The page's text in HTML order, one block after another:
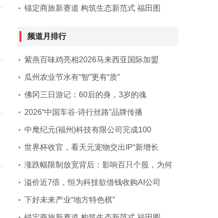
锚定商旅新赛道 构筑生态新范式 福田图
频道月排行
紫燕百味鸡亮相2026马来西亚国际加盟
瓜州农业节水有“智”更有“质”
佛冈三日游记：60后的身，3岁的魂
2026“中国车谷·诗行丝路”品牌传播
中麾纪元(福州)科技有限公司完成100
世界杯收官，看天元宠物交出IP“新增长
涨跌幅限制放宽背后：影响百只个股，为何
溢价近7倍，恒为科技欲借钱收购AI公司
下好未来产业“地方特色棋”